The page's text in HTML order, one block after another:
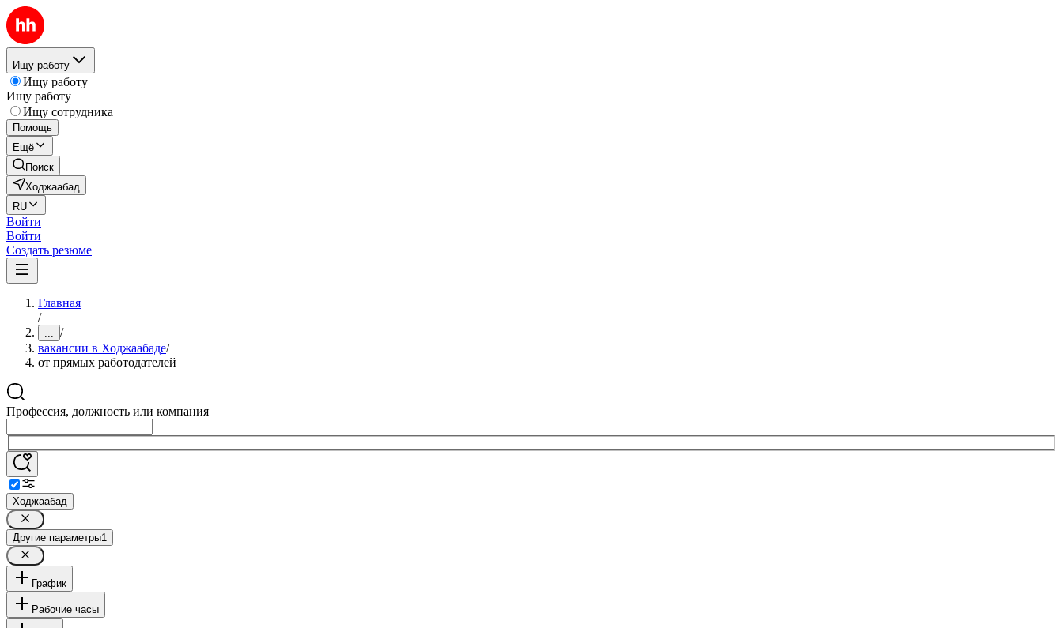
Ищу работу
Ищу работу
Ищу работу
Ищу сотрудника
Помощь
Ещё
Поиск
Ходжаабад
RU
Войти
Войти
Создать резюме
Главная
/
... /
вакансии в Ходжаабаде/
от прямых работодателей
Профессия, должность или компания
Ходжаабад
Другие параметры1
График
Рабочие часы